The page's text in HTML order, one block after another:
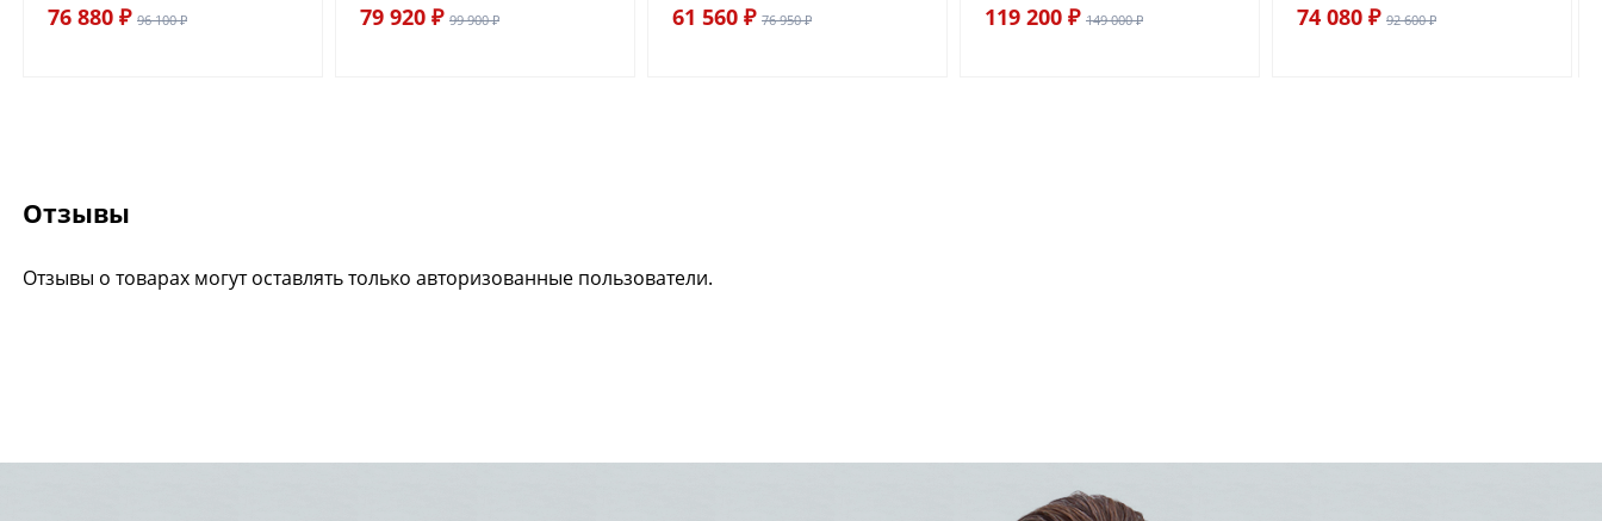
76 880 ₽ 96 100 ₽ 79 920 ₽ 99 900 ₽ 61 560 ₽ 76 950 ₽ 119 200 ₽ 149 000 ₽ 74 080 ₽ 92 600 ₽
Отзывы
Отзывы о товарах могут оставлять только авторизованные пользователи.